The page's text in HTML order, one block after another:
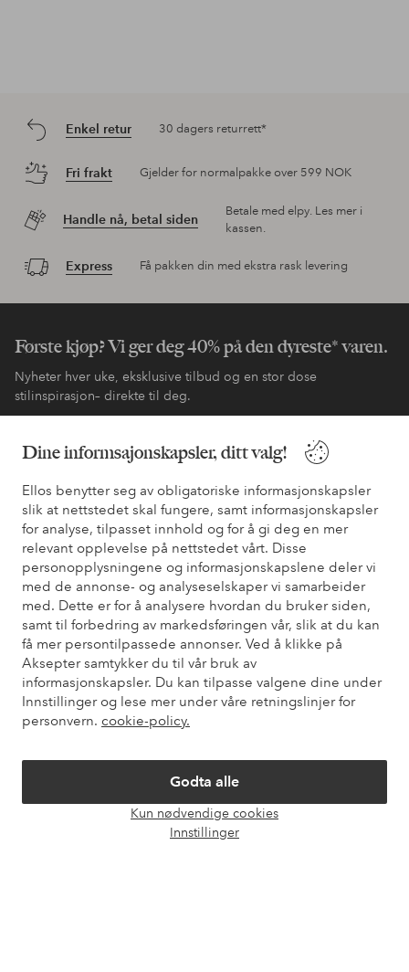
Dine informsajonskapsler, ditt valg!
Ellos benytter seg av obligatoriske informasjonskapsler
slik at nettstedet skal fungere, samt informasjonskapsler
for analyse, tilpasset innhold og for å gi deg en mer
relevant opplevelse på nettstedet vårt. Disse
personopplysningene og informasjonskapslene deler vi
med de annonse- og analyseselskaper vi samarbeider
med. Dette er for å analysere hvordan du bruker siden,
samt til forbedring av markedsføringen vår, slik at du kan
få mer persontilpassede annonser. Ved å klikke på
Aksepter samtykker du til vår bruk av
informasjonskapsler. Du kan tilpasse valgene dine under
Innstillinger og lese mer under våre retningslinjer for
personvern. cookie-policy.
Godta alle
Kun nødvendige cookies
Innstillinger
Enkel retur 30 dagers returrett*
Fri frakt Gjelder for normalpakke over 599 NOK
Handle nå, betal siden
Betale med elpy. Les mer i
kassen.
Express Få pakken din med ekstra rask levering
Første kjøp? Vi ger deg 40% på den dyreste* varen.
Nyheter hver uke, eksklusive tilbud og en stor dose
stilinspirasjon– direkte til deg.
Bli kunde
* Se tilbudsvilkår ved registrering
Trenger du hjelp?
Du finner svar på de vanligste spørsmålene i vår FAQ. Du finner
også informasjon om hvordan du kan kontakte oss.
Kundeservice Bestilling
Mine sider